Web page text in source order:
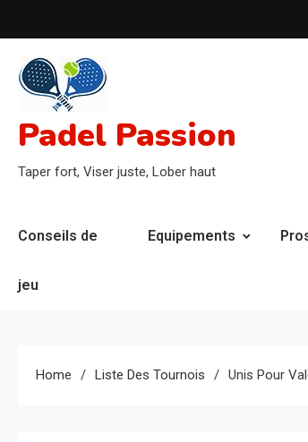
to
content
Padel Passion
Taper fort, Viser juste, Lober haut
Conseils de
jeu
Equipements
Home Liste Des Tournois Unis Pour